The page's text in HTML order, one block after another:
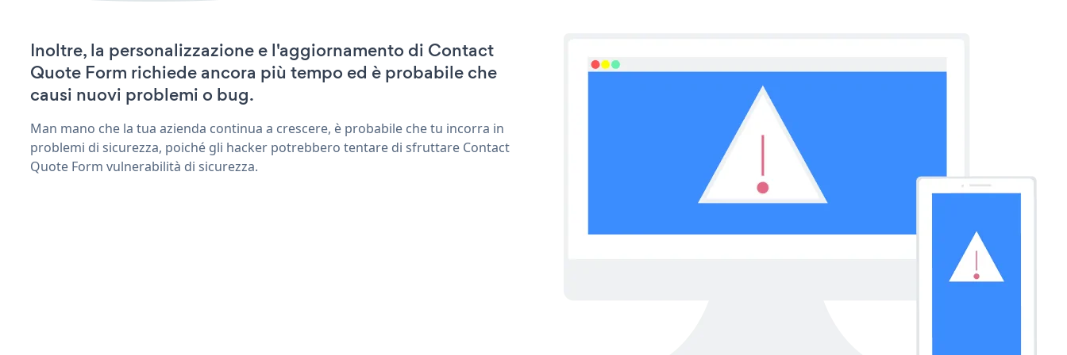
Inoltre, la personalizzazione e l'aggiornamento di Contact
Quote Form richiede ancora più tempo ed è probabile che
causi nuovi problemi o bug.
Man mano che la tua azienda continua a crescere, è probabile che tu incorra in
problemi di sicurezza, poiché gli hacker potrebbero tentare di sfruttare Contact
Quote Form vulnerabilità di sicurezza.